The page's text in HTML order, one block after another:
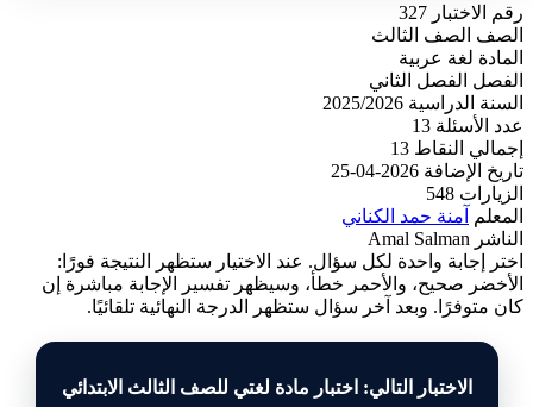
رقم الاختبار 327
الصف
الصف الثالث
المادة لغة عربية
الفصل
الفصل الثاني
السنة الدراسية 2025/2026
عدد الأسئلة 13
إجمالي النقاط 13
تاريخ الإضافة 2026-04-25
الزيارات 548
المعلم
آمنة حمد الكناني
الناشر Amal Salman
اختر إجابة واحدة لكل سؤال. عند الاختيار ستظهر النتيجة فورًا:
الأخضر صحيح، والأحمر خطأ، وسيظهر تفسير الإجابة مباشرة إن
كان متوفرًا. وبعد آخر سؤال ستظهر الدرجة النهائية تلقائيًا.
الاختبار التالي: اختبار مادة لغتي للصف الثالث الابتدائي